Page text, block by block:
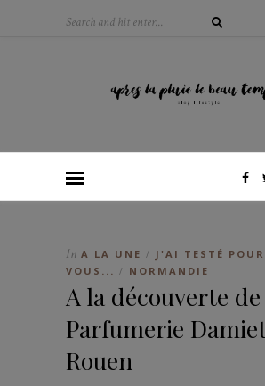
In A LA UNE /
J'AI TESTÉ POUR
VOUS... / NORMANDIE
A la découverte
Parfumerie
Rouen